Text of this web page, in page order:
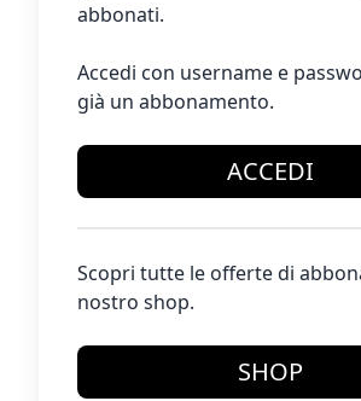
abbonati.
Accedi con username e
già un abbonamento.
ACCEDI
Scopri tutte le offerte di
nostro shop.
SHOP